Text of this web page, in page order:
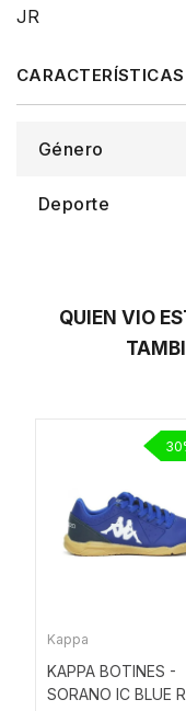
JR
Género
Deporte
QUIEN VIO
Kappa
KAPPA BOTINES -
SORANO IC BLUE
30